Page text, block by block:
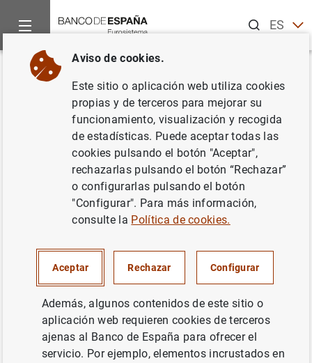
ESEN
Inicio Noticias y eventos
Volver
Estadísticas de los mercados
monetarios de la zona del euro:
sexto período de mantenimiento
de 2021
ESPAÑA SITUACIÓN ECONÓMICA
Estadísticas de los mercados monetarios de
Aviso de cookies.
Este sitio o aplicación web utiliza cookies
propias y de terceros para mejorar su
funcionamiento, visualización y recogida
de estadísticas. Puede aceptar todas las
cookies pulsando el botón "Aceptar",
rechazarlas pulsando el botón “Rechazar”
o configurarlas pulsando el botón
"Configurar". Para más información,
consulte la Política de cookies.
Aceptar Rechazar Configurar
Además, algunos contenidos de este sitio o
aplicación web requieren cookies de terceros
ajenas al Banco de España para ofrecer el
servicio. Por ejemplo, elementos incrustados en